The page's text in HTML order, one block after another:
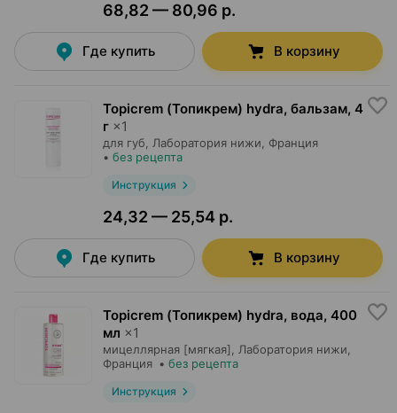
68,82 — 80,96 р.
Где купить В корзину
Topicrem (Топикрем) hydra, бальзам, 4
г ×1
для губ, Лаборатория нижи , Франция
• без рецепта
Инструкция
24,32 — 25,54 р.
Где купить В корзину
Topicrem (Топикрем) hydra, вода, 400
мл ×1
мицеллярная [мягкая], Лаборатория нижи
Франция • без рецепта
Инструкция